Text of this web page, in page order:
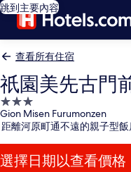
跳到主要內容
查看所有住宿
祇園美先古門
3.0
星
級
住
宿
Gion Misen Furumonzen
距離河原町通不遠的親子型
選擇日期以查看價格